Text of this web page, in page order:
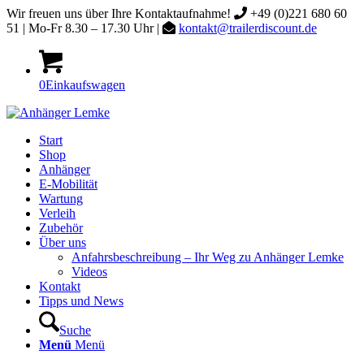
Wir freuen uns über Ihre Kontaktaufnahme!
+49 (0)221 680 60
51 | Mo-Fr 8.30 – 17.30 Uhr |
kontakt@trailerdiscount.de
0Einkaufswagen
Start
Shop
Anhänger
E-Mobilität
Wartung
Verleih
Zubehör
Über uns
Anfahrsbeschreibung – Ihr Weg zu Anhänger Lemke
Videos
Kontakt
Tipps und News
Suche
Menü Menü